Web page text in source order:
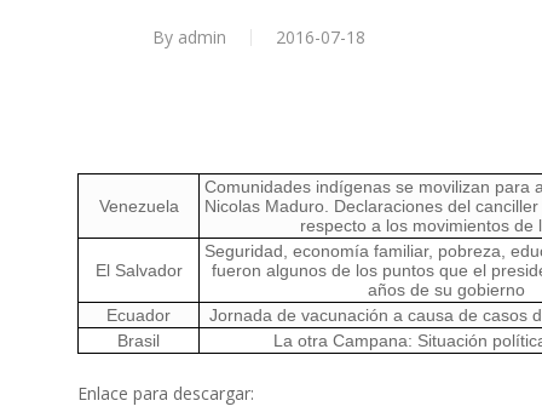
By admin 2016-07-18
Venezuela
Comunidades indígenas se movilizan para
Nicolas Maduro. Declaraciones del
respecto a los movimientos de
El Salvador
Seguridad, economía familiar, pobreza,
fueron algunos de los puntos que el
años de su gobierno
Ecuador
Jornada de vacunación a causa de casos
Brasil
La otra Campana: Situación
Enlace para descargar: